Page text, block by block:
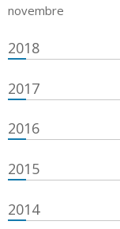
novembre
2018
2017
2016
2015
2014